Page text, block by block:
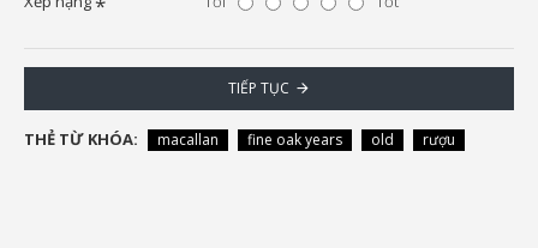
TIẾP TỤC
THẺ TỪ KHÓA: macallan fine oak years old rượu